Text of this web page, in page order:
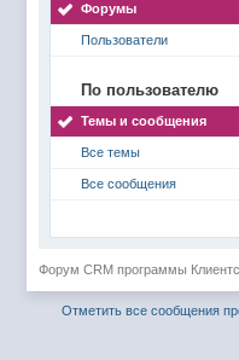
Форумы
Пользователи
По пользователю
Темы и сообщения
Все темы
Все сообщения
Форум CRM программы
Отметить все сообщения